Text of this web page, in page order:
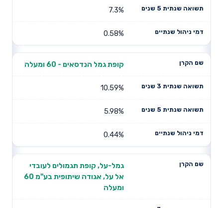
7.3%
0.58%
קופת גמל הנדסאים - 60 ומעלה
10.59%
5.98%
0.44%
גמל-על, קופת תגמולים לעובדי
אל על, אגודה שיתופית בע"מ 60
ומעלה